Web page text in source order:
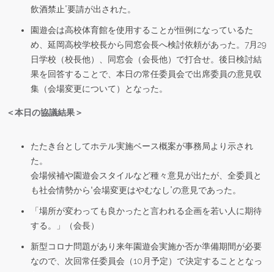
飲酒禁止”要請が出された。
園遊会は高校体育館を使用することが恒例になっているた
め、延岡高校学校長から同窓会長へ検討依頼があった。7月29
日学校（校長他）、同窓会（会長他）で打合せ。後日検討結
果を回答することで、本日の常任委員会で出席委員の意見収
集（会場変更について）となった。
＜本日の協議結果＞
たたき台としてホテル実施ベース概案が事務局より示され
た。
会場候補や園遊会スタイルなど種々意見が出たが、全委員と
も社会情勢から“会場変更はやむなし”の意見であった。
「場所が変わっても良かったと言われる企画を若い人に期待
する。」（会長）
新型コロナ問題があり来年園遊会実施か否か準備期間が必要
なので、次回常任委員会（10月予定）で決定することとなっ